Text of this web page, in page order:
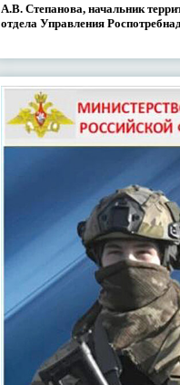
А.В. Степанова, начальник
отдела Управления